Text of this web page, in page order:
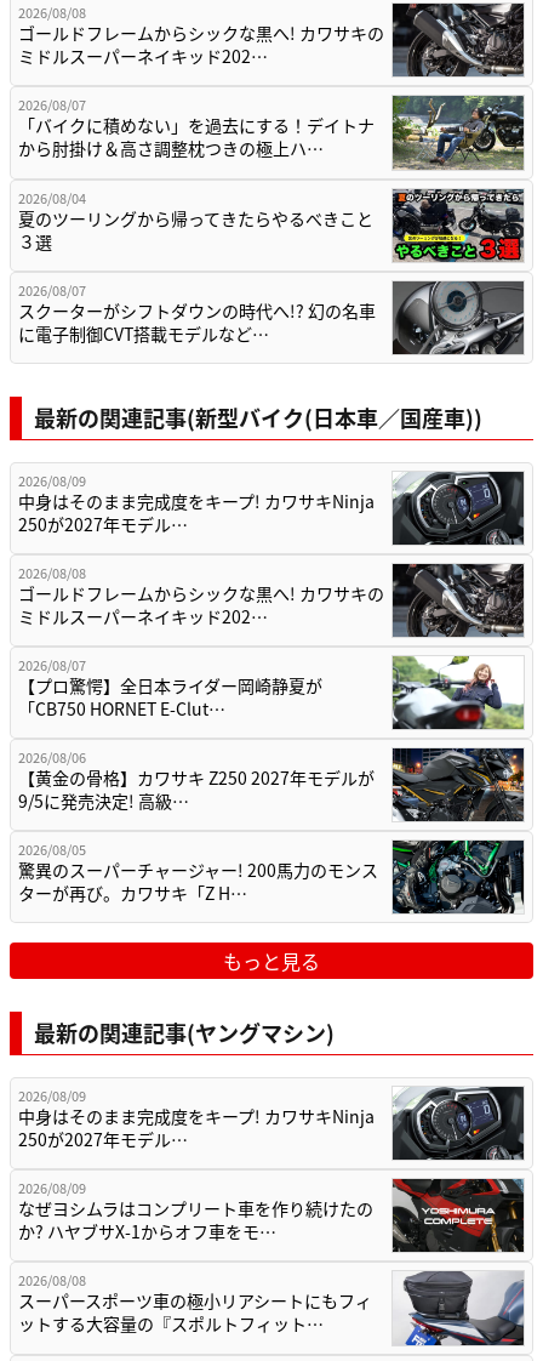
2026/08/08
ゴールドフレームからシックな黒へ! カワサキの
ミドルスーパーネイキッド202…
2026/08/07
「バイクに積めない」を過去にする！デイトナ
から肘掛け＆高さ調整枕つきの極上ハ…
2026/08/04
夏のツーリングから帰ってきたらやるべきこと
３選
2026/08/07
スクーターがシフトダウンの時代へ!? 幻の名車
に電子制御CVT搭載モデルなど…
最新の関連記事(新型バイク(日本車／国産車))
2026/08/09
中身はそのまま完成度をキープ! カワサキNinja
250が2027年モデル…
2026/08/08
ゴールドフレームからシックな黒へ! カワサキの
ミドルスーパーネイキッド202…
2026/08/07
【プロ驚愕】全日本ライダー岡崎静夏が
「CB750 HORNET E-Clut…
2026/08/06
【黄金の骨格】カワサキ Z250 2027年モデルが
9/5に発売決定! 高級…
2026/08/05
驚異のスーパーチャージャー! 200馬力のモンス
ターが再び。カワサキ「Z H…
もっと見る
最新の関連記事(ヤングマシン)
2026/08/09
中身はそのまま完成度をキープ! カワサキNinja
250が2027年モデル…
2026/08/09
なぜヨシムラはコンプリート車を作り続けたの
か? ハヤブサX-1からオフ車をモ…
2026/08/08
スーパースポーツ車の極小リアシートにもフィ
ットする大容量の『スポルトフィット…